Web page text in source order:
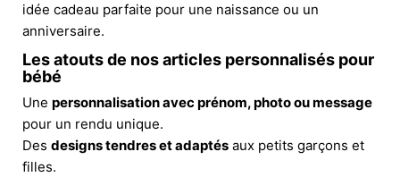
idée cadeau parfaite pour une naissance ou un
anniversaire.
Les atouts de nos articles personnalisés pour
bébé
Une personnalisation avec prénom, photo ou message
pour un rendu unique.
Des designs tendres et adaptés aux petits garçons et
filles.